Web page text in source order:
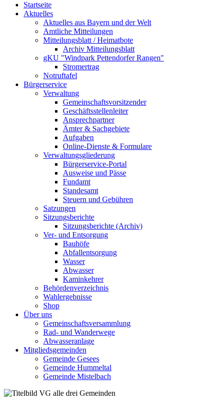
Startseite
Aktuelles
Aktuelles aus Bayern und der Welt
Amtliche Mitteilungen
Mitteilungsblatt / Heimatbote
Archiv Mitteilungsblatt
gKU "Windpark Pettendorfer Rangen"
Stromertrag
Notruftafel
Bürgerservice
Verwaltung
Gemeinschaftsvorsitzender
Geschäftsstellenleiter
Ansprechpartner
Ämter & Sachgebiete
Aufgaben
Online-Dienste & Formulare
Verwaltungsgliederung
Bürgerservice-Portal
Ausweise und Pässe
Fundamt
Standesamt
Steuern und Gebühren
Satzungen
Sitzungsberichte
Sitzungsberichte (Archiv)
Ver- und Entsorgung
Bauhöfe
Abfallentsorgung
Wasser
Abwasser
Kaminkehrer
Behördenverzeichnis
Wahlergebnisse
Shop
Über uns
Gemeinschaftsversammlung
Rad- und Wanderwege
Abwasseranlage
Mitgliedsgemeinden
Gemeinde Gesees
Gemeinde Hummeltal
Gemeinde Mistelbach